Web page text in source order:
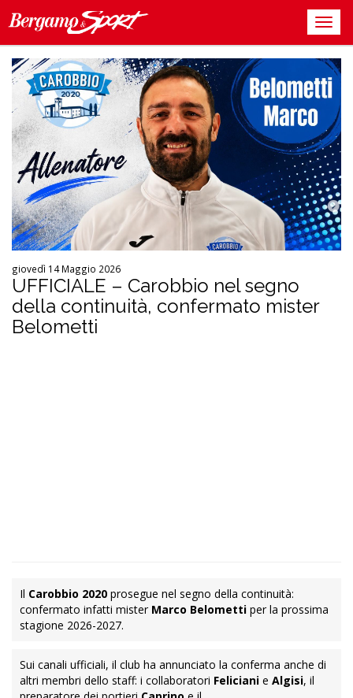
giovedì 14 Maggio 2026
UFFICIALE – Carobbio nel segno
della continuità, confermato mister
Belometti
Il Carobbio 2020 prosegue nel segno della continuità:
confermato infatti mister Marco Belometti per la prossima
stagione 2026-2027.
Sui canali ufficiali, il club ha annunciato la conferma anche di
altri membri dello staff: i collaboratori Feliciani e Algisi, il